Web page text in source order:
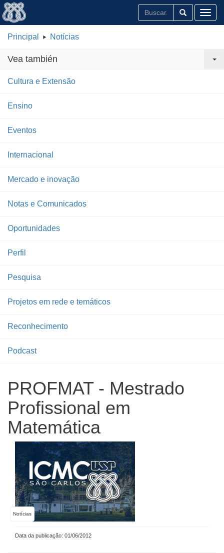
Principal Notícias
Vea también
Cultura e Extensão
Ensino
Eventos
Internacional
Mercado e inovação
Notas e Comunicados
Oportunidades
Perfil
Pesquisa
Projetos em rede e temáticos
Reconhecimento
Podcast
PROFMAT - Mestrado
Profissional em
Matemática
Notícias
Data da publicação: 01/06/2012